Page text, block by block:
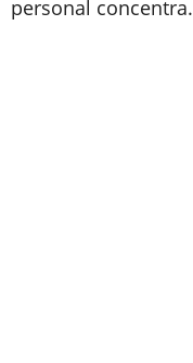
personal concentra.